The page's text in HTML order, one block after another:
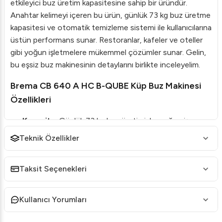
etkileyici buz üretim kapasitesine sahip bir üründür.
Anahtar kelimeyi içeren bu ürün, günlük 73 kg buz üretme
kapasitesi ve otomatik temizleme sistemi ile kullanıcılarına
üstün performans sunar. Restoranlar, kafeler ve oteller
gibi yoğun işletmelere mükemmel çözümler sunar. Gelin,
bu eşsiz buz makinesinin detaylarını birlikte inceleyelim.
Brema CB 640 A HC B-QUBE Küp Buz Makinesi
Özellikleri
Kapasite: Günlük 73 kg buz üretimiyle, yoğun iş
temposuna mükemmel uyum sağlar.
Otomatik Temizleme Sistemi: Bu pratik sistem,
çalışmasını sağlar.
Enerji Verimliliği: Düşük enerji tüketimi sayesinde
çevre dostu bir çözümdür.
Teknik Özellikler
Taksit Seçenekleri
Kullanıcı Yorumları